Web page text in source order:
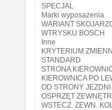
SPECJAL
Marki wyposażenia
WARIANT
WTRYSKU BOSCH
Inne
KRYTERIUM
STANDARD
STRONA
KIEROWNICA PO
OD STRONY
OSPRZĘT
WSTECZ. ZEWN.